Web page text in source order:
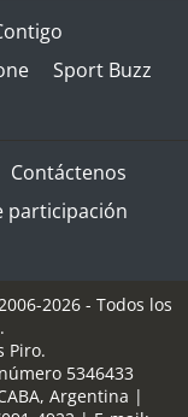
Sport Buzz
Contáctenos
participación
2026 - Todos los
Piro.
5346433
Argentina |